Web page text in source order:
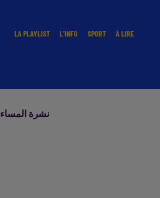
LA PLAYLIST L'INFO SPORT À LIRE
نشرة المساء